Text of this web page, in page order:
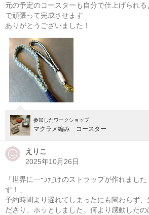
08/11(火・祝) 11:00-14:00
東京 （東横線）学芸大学駅から徒歩14分
元の予定のコースターも自分で仕上げられ
で頑張って完成させます
ありがとうございました！
参加したワークショップ
マクラメ編み コースター
えりこ
2025年10月26日
「世界に一つだけのストラップが作れまし
す！」
予約時間より遅れてしまったにも関わらず、
ださり、ホッとしました。何より感動した